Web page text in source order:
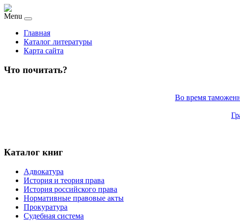
Menu
Главная
Каталог литературы
Карта сайта
Что почитать?
Во время
Каталог книг
Адвокатура
История и теория права
История российского права
Нормативные правовые акты
Прокуратура
Судебная система